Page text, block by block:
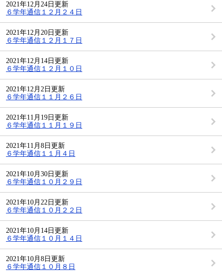
2021年12月24日更新
６学年通信１２月２４日
2021年12月20日更新
６学年通信１２月１７日
2021年12月14日更新
６学年通信１２月１０日
2021年12月2日更新
６学年通信１１月２６日
2021年11月19日更新
６学年通信１１月１９日
2021年11月8日更新
６学年通信１１月４日
2021年10月30日更新
６学年通信１０月２９日
2021年10月22日更新
６学年通信１０月２２日
2021年10月14日更新
６学年通信１０月１４日
2021年10月8日更新
６学年通信１０月８日